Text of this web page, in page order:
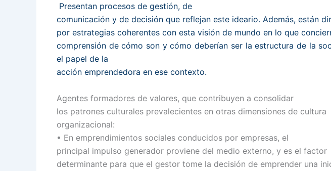
Presentan procesos de gestión, de
comunicación y de decisión que reflejan este ideario. Además, están
por estrategias coherentes con esta visión de mundo en lo que
comprensión de cómo son y cómo deberían ser la estructura de la
el papel de la
acción emprendedora en ese contexto.
Agentes formadores de valores, que contribuyen a consolidar
los patrones culturales prevalecientes en otras dimensiones de cultura
organizacional:
• En emprendimientos sociales conducidos por empresas, el
principal impulso generador proviene del medio externo, y es el factor
determinante para que el gestor tome la decisión de emprender una